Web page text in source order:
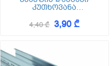
კუთხოვანა
4,40 ₾ 3,90 ₾